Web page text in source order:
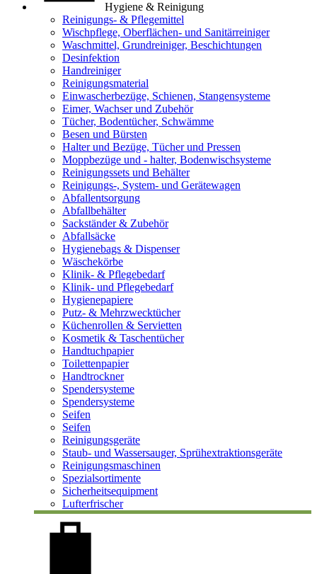
Hygiene & Reinigung
Reinigungs- & Pflegemittel
Wischpflege, Oberflächen- und Sanitärreiniger
Waschmittel, Grundreiniger, Beschichtungen
Desinfektion
Handreiniger
Reinigungsmaterial
Einwascherbezüge, Schienen, Stangensysteme
Eimer, Wachser und Zubehör
Tücher, Bodentücher, Schwämme
Besen und Bürsten
Halter und Bezüge, Tücher und Pressen
Moppbezüge und - halter, Bodenwischsysteme
Reinigungssets und Behälter
Reinigungs-, System- und Gerätewagen
Abfallentsorgung
Abfallbehälter
Sackständer & Zubehör
Abfallsäcke
Hygienebags & Dispenser
Wäschekörbe
Klinik- & Pflegebedarf
Klinik- und Pflegebedarf
Hygienepapiere
Putz- & Mehrzwecktücher
Küchenrollen & Servietten
Kosmetik & Taschentücher
Handtuchpapier
Toilettenpapier
Handtrockner
Spendersysteme
Spendersysteme
Seifen
Seifen
Reinigungsgeräte
Staub- und Wassersauger, Sprühextraktionsgeräte
Reinigungsmaschinen
Spezialsortimente
Sicherheitsequipment
Lufterfrischer